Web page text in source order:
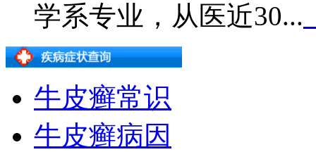
学系专业，从医近30...
牛皮癣常识
牛皮癣病因